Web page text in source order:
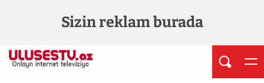
Sizin reklam burada